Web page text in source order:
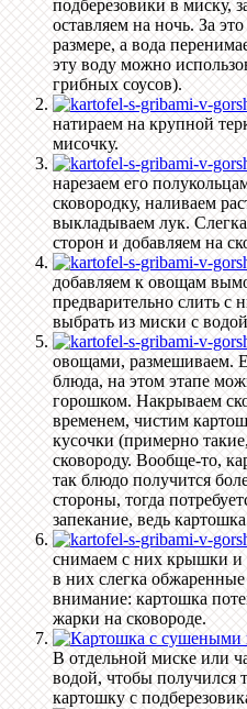
подберезовики в миску,
оставляем на ночь. За
размере, а вода
эту воду можно
грибных соусов).
натираем на крупной
мисочку.
нарезаем его
сковородку, наливаем
выкладываем лук.
сторон и добавляем на
добавляем к овощам
предварительно слить с
выбрать из миски с
овощами, размешиваем.
блюда, на этом этапе
горошком. Накрываем
временем, чистим
кусочки (примерно
сковороду. Вообще-то,
так блюдо получится
стороны, тогда
запекание, ведь
снимаем с них крышки и
в них слегка
внимание: картошка
жарки на сковороде.
В отдельной миске или
водой, чтобы получился
картошку с